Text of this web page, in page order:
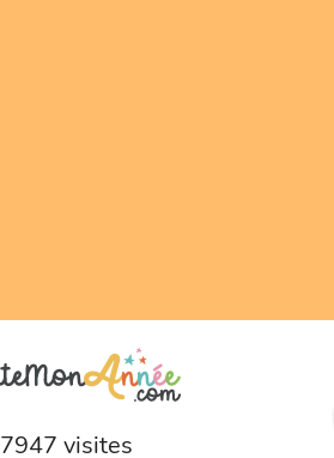
7947 visites